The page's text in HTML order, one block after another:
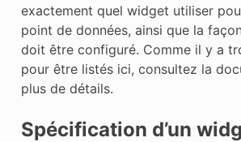
exactement quel widget utiliser
point de données, ainsi que la
doit être configuré. Comme il y a
pour être listés ici, consultez la
plus de détails.
Spécification d’un